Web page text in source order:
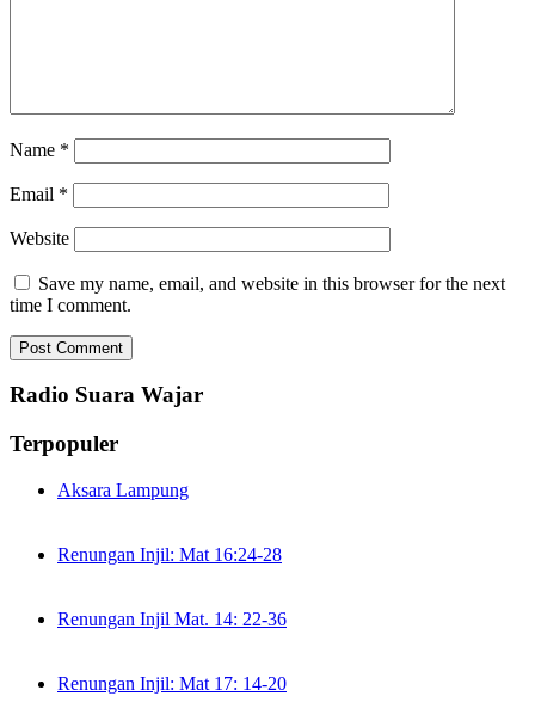
Name *
Email *
Website
Save my name, email, and website in this browser for the next
time I comment.
Radio Suara Wajar
Terpopuler
Aksara Lampung
Renungan Injil: Mat 16:24-28
Renungan Injil Mat. 14: 22-36
Renungan Injil: Mat 17: 14-20